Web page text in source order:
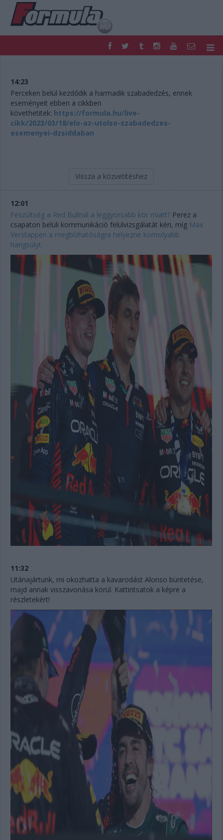
FORMULA
NEMZETKÖZI
HAZAI
RETRO
PODCAST
SHOP
LIVE
TIPPJÁTÉK
14:23
Perceken belül kezdődik a harmadik szabadedzés, ennek
eseményeit ebben a cikkben
követhetitek: https://formula.hu/live-
cikk/2023/03/18/elo-az-utolso-szabadedzes-
esemenyei-dzsiddaban
Vissza a közvetítéshez
12:01
Feszültség a Red Bullnál a leggyorsabb kör miatt? Perez a
csapaton belüli kommunikáció felülvizsgálatát kéri, míg Max
Verstappen a megbízhatóságra helyezne komolyabb
hangsúlyt.
11:32
Utánajártunk, mi okozhatta a kavarodást Alonso büntetése,
majd annak visszavonása körül. Kattintsatok a képre a
részletekért!